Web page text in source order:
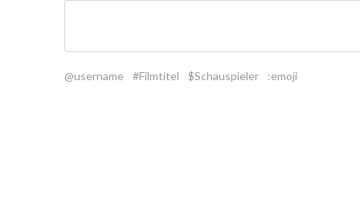
@username #Filmtitel $Schauspieler :emoji